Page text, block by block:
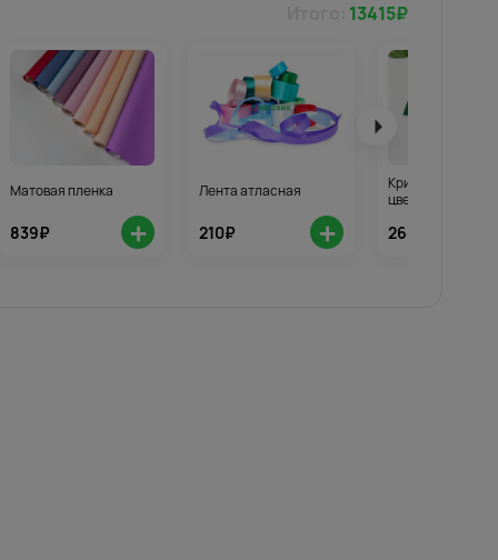
13415₽
Матовая пленка
839₽ +
Лента атласная
210₽ +
Кризал для
цветов 3шт.
268₽